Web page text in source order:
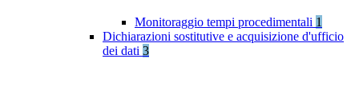
Monitoraggio tempi procedimentali 1
Dichiarazioni sostitutive e acquisizione d'ufficio
dei dati 3